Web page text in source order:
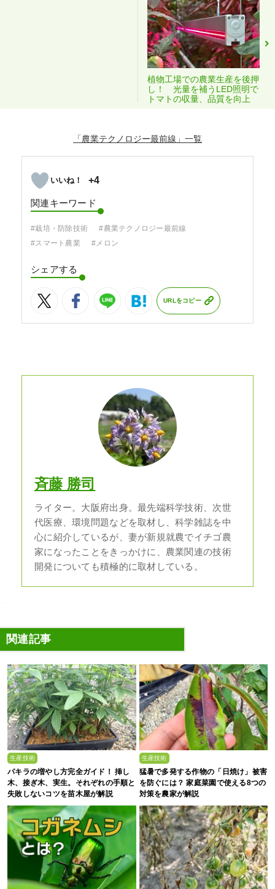
植物工場での農業生産を後押
し！ 光量を補うLED照明で
トマトの収量、品質を向上
「農業テクノロジー最前線」
+4
関連キーワード
#栽培・防除技術
#農業テクノロジー最前線
#スマート農業
#メロン
シェアする
URLをコピー
斉藤 勝司
ライター。大阪府出身。最先端科学技術、次世
代医療、環境問題などを取材し、科学雑誌を中
心に紹介しているが、妻が新規就農でイチゴ農
家になったことをきっかけに、農業関連の技術
開発についても積極的に取材している。
関連記事
生産技術
パキラの増やし方完全ガイド！ 挿し
木、接ぎ木、実生。それぞれの手順と
失敗しないコツを苗木屋が解説
生産技術
猛暑で多発する作物の「日焼け」被害
を防ぐには？ 家庭菜園で使える8つの
対策を農家が解説